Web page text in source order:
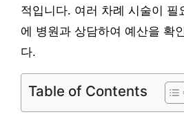
적입니다. 여러 차례 시술이 필
에 병원과 상담하여 예산을 확
다.
Table of Contents